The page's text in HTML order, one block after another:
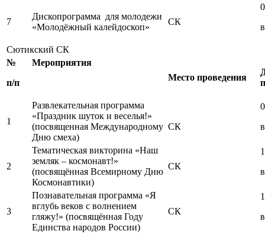
7
Дископрограмма для молодежи
«Молодёжный калейдоскоп»
СК
Сютикский СК
№
п/п
Мероприятия
Место проведения
1
Развлекательная программа
«Праздник шуток и веселья!»
(посвященная Международному
Дню смеха)
СК
2
Тематическая викторина «Наш
земляк – космонавт!»
(посвящённая Всемирному Дню
Космонавтики)
СК
3
Познавательная программа «Я
вглубь веков с волнением
гляжу!» (посвящённая Году
Единства народов России)
СК